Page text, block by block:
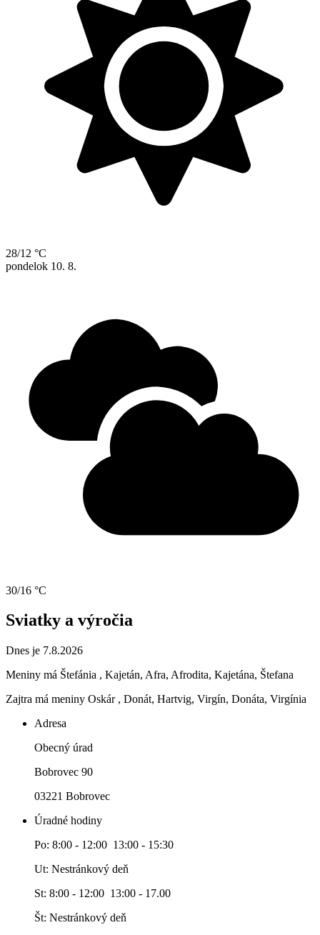
28/12 °C
pondelok 10. 8.
30/16 °C
Sviatky a výročia
Dnes je 7.8.2026
Meniny má Štefánia , Kajetán, Afra, Afrodita, Kajetána, Štefana
Zajtra má meniny Oskár , Donát, Hartvig, Virgín, Donáta, Virgínia
Adresa
Obecný úrad
Bobrovec 90
03221 Bobrovec
Úradné hodiny
Po: 8:00 - 12:00 13:00 - 15:30
Ut: Nestránkový deň
St: 8:00 - 12:00 13:00 - 17.00
Št: Nestránkový deň